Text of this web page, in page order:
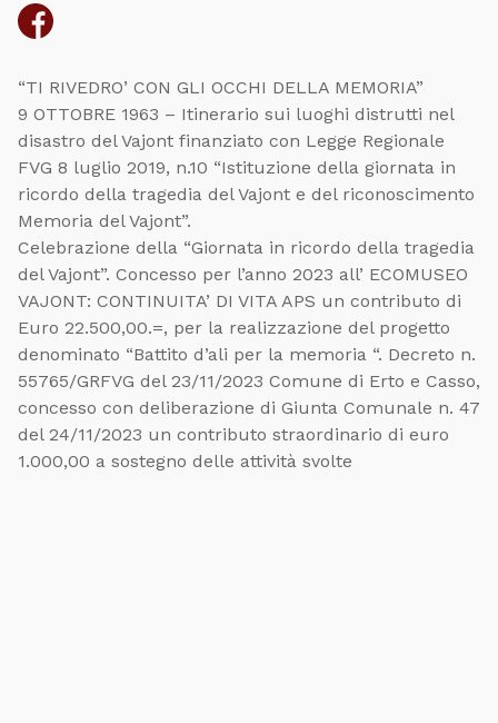
“TI RIVEDRO’ CON GLI OCCHI DELLA MEMORIA”
9 OTTOBRE 1963 – Itinerario sui luoghi distrutti nel
disastro del Vajont finanziato con Legge Regionale
FVG 8 luglio 2019, n.10 “Istituzione della giornata in
ricordo della tragedia del Vajont e del riconoscimento
Memoria del Vajont”.
Celebrazione della “Giornata in ricordo della tragedia
del Vajont”. Concesso per l’anno 2023 all’ ECOMUSEO
VAJONT: CONTINUITA’ DI VITA APS un contributo di
Euro 22.500,00.=, per la realizzazione del progetto
denominato “Battito d’ali per la memoria “. Decreto n.
55765/GRFVG del 23/11/2023 Comune di Erto e Casso,
concesso con deliberazione di Giunta Comunale n. 47
del 24/11/2023 un contributo straordinario di euro
1.000,00 a sostegno delle attività svolte